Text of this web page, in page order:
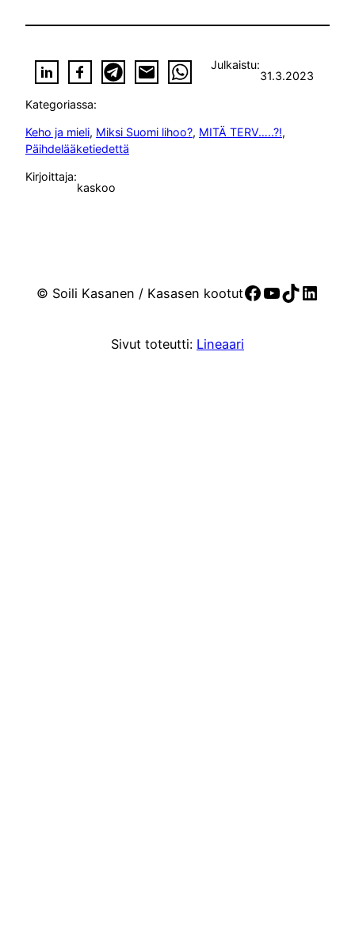
Julkaistu:
31.3.2023
Kategoriassa:
Keho ja mieli, Miksi Suomi lihoo?, MITÄ TERV…..?!
Päihdelääketiedettä
Kirjoittaja:
kaskoo
© Soili Kasanen / Kasasen kootutFacebook
YouTube
TikTok
Sivut toteutti: Lineaari